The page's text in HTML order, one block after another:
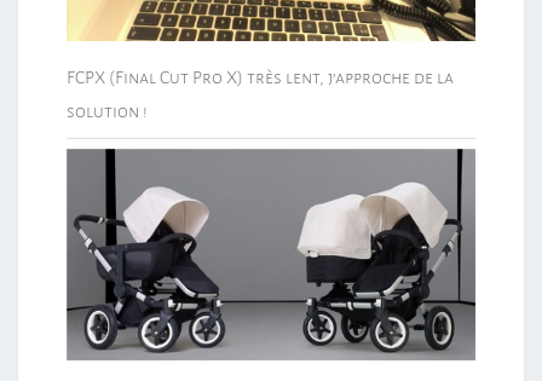
FCPX (Final Cut Pro X) très lent, j’approche de la
solution !